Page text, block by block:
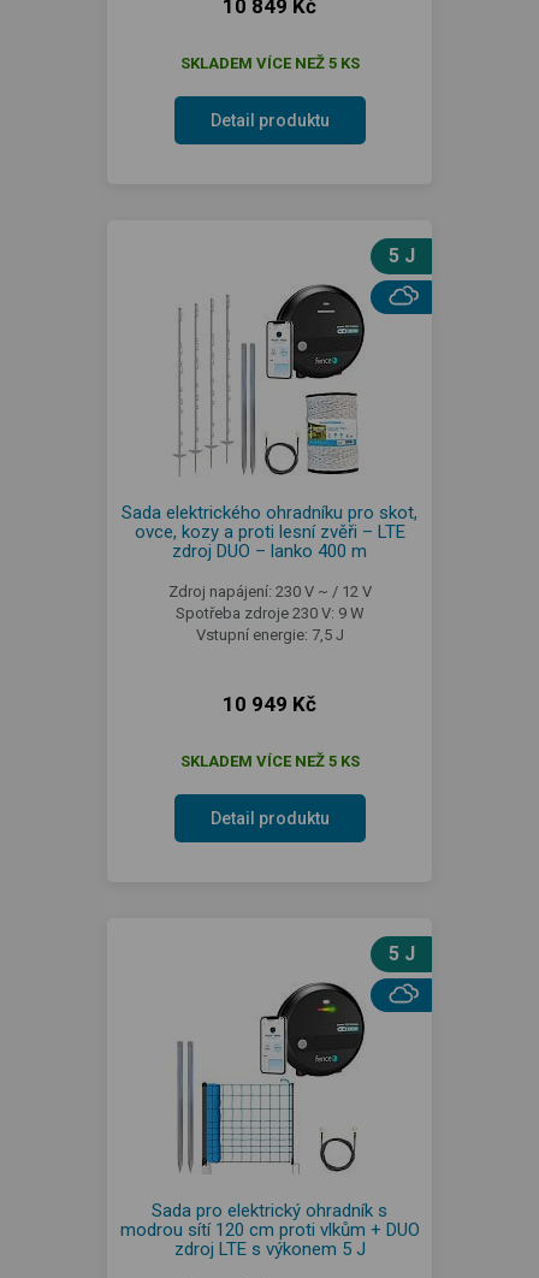
10 849 Kč
SKLADEM VÍCE NEŽ 5 KS
Detail produktu
5 J
Sada elektrického ohradníku pro skot,
ovce, kozy a proti lesní zvěři – LTE
zdroj DUO – lanko 400 m
Zdroj napájení: 230 V ~ / 12 V
Spotřeba zdroje 230 V: 9 W
Vstupní energie: 7,5 J
10 949 Kč
SKLADEM VÍCE NEŽ 5 KS
Detail produktu
5 J
Sada pro elektrický ohradník s
modrou sítí 120 cm proti vlkům + DUO
zdroj LTE s výkonem 5 J